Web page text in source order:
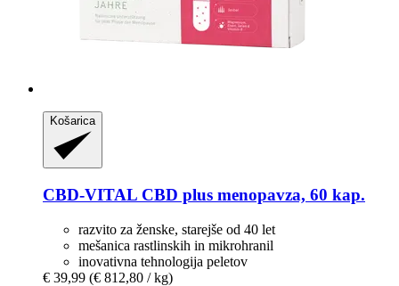
Košarica
CBD-VITAL CBD plus menopavza, 60 kap.
razvito za ženske, starejše od 40 let
mešanica rastlinskih in mikrohranil
inovativna tehnologija peletov
€ 39,99 (€ 812,80 / kg)